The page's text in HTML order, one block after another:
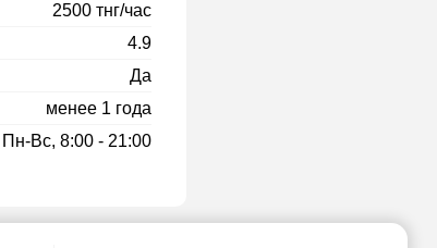
2500 тнг/час
4.9
Да
менее 1 года
Пн-Вс, 8:00 - 21:00